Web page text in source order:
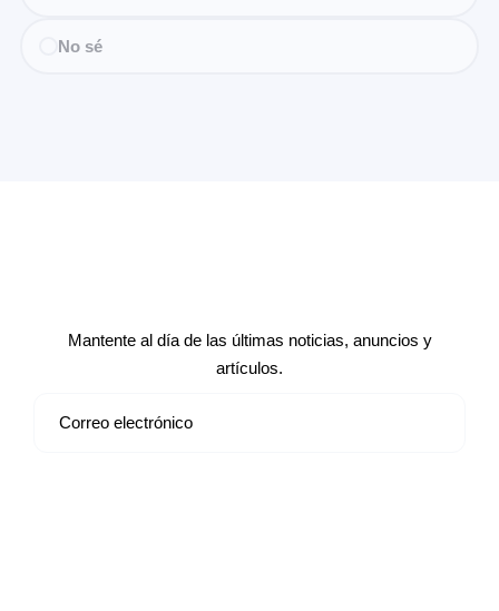
No sé
Mantente al día de las últimas noticias, anuncios y
artículos.